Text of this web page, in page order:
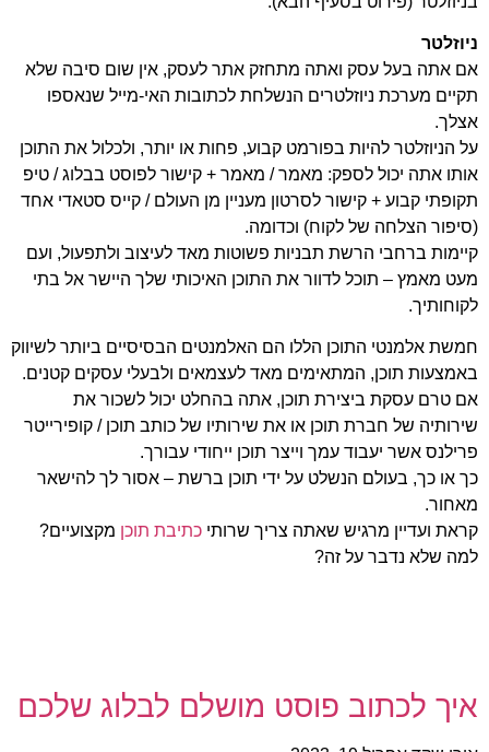
ניוזלטר
אם אתה בעל עסק ואתה מתחזק אתר לעסק, אין שום סיבה שלא
תקיים מערכת ניוזלטרים הנשלחת לכתובות האי-מייל שנאספו
אצלך.
על הניוזלטר להיות בפורמט קבוע, פחות או יותר, ולכלול את התוכן
אותו אתה יכול לספק: מאמר / מאמר + קישור לפוסט בבלוג / טיפ
תקופתי קבוע + קישור לסרטון מעניין מן העולם / קייס סטאדי אחד
(סיפור הצלחה של לקוח) וכדומה.
קיימות ברחבי הרשת תבניות פשוטות מאד לעיצוב ולתפעול, ועם
מעט מאמץ – תוכל לדוור את התוכן האיכותי שלך היישר אל בתי
לקוחותיך.
חמשת אלמנטי התוכן הללו הם האלמנטים הבסיסיים ביותר לשיווק
באמצעות תוכן, המתאימים מאד לעצמאים ולבעלי עסקים קטנים.
אם טרם עסקת ביצירת תוכן, אתה בהחלט יכול לשכור את
שירותיה של חברת תוכן או את שירותיו של כותב תוכן / קופירייטר
פרילנס אשר יעבוד עמך וייצר תוכן ייחודי עבורך.
כך או כך, בעולם הנשלט על ידי תוכן ברשת – אסור לך להישאר
מאחור.
קראת ועדיין מרגיש שאתה צריך שרותי כתיבת תוכן מקצועיים?
למה שלא נדבר על זה?
איך לכתוב פוסט מושלם לבלוג שלכם